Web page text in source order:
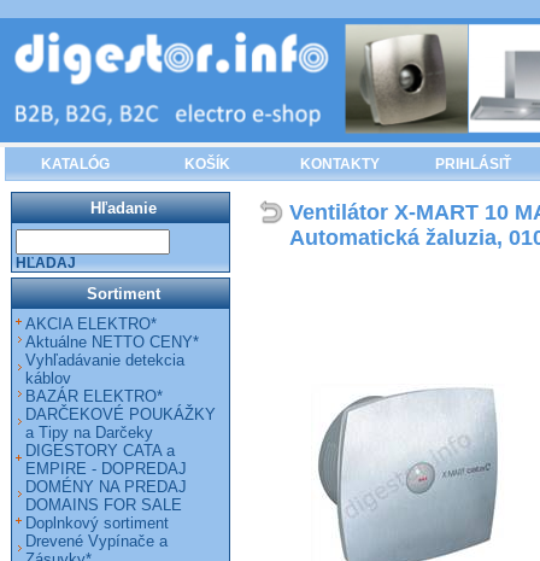
KATALÓG KOŠÍK KONTAKTY PRIHLÁSIŤ
Ventilátor X-MART 10
Automatická žaluzia,
Hľadanie
HĽADAJ
Sortiment
AKCIA ELEKTRO*
Aktuálne NETTO CENY*
Vyhľadávanie detekcia
káblov
BAZÁR ELEKTRO*
DARČEKOVÉ POUKÁŽKY
a Tipy na Darčeky
DIGESTORY CATA a
EMPIRE - DOPREDAJ
DOMÉNY NA PREDAJ
DOMAINS FOR SALE
Doplnkový sortiment
Drevené Vypínače a